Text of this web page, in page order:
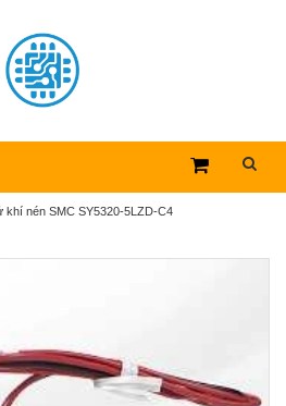
khí nén SMC SY5320-5LZD-C4